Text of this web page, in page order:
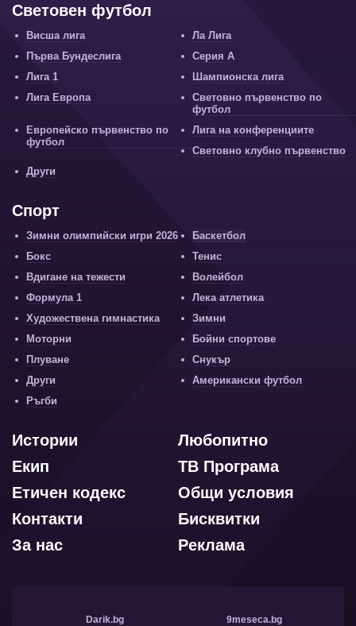
Световен футбол
Висша лига
Ла Лига
Първа Бундеслига
Серия А
Лига 1
Шампионска лига
Лига Европа
Световно първенство по
футбол
Европейско първенство по
футбол
Лига на конференциите
Световно клубно първенство
Други
Спорт
Зимни олимпийски игри 2026
Баскетбол
Бокс
Тенис
Вдигане на тежести
Волейбол
Формула 1
Лека атлетика
Художествена гимнастика
Зимни
Моторни
Бойни спортове
Плуване
Снукър
Други
Американски футбол
Ръгби
Любопитно
Истории
ТВ Програма
Екип
Общи условия
Етичен кодекс
Бисквитки
Контакти
Реклама
За нас
Darik.bg 9meseca.bg